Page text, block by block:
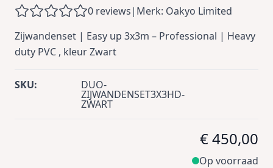
0 reviews| Merk: Oakyo Limited
Zijwandenset | Easy up 3x3m – Professional | Heavy
duty PVC , kleur Zwart
SKU: DUO-
ZIJWANDENSET3X3HD-
ZWART
€ 450,00
Op voorraad